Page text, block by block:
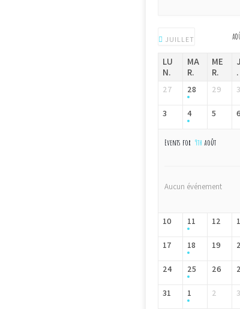
JUILLET
LU
N.
MA
R.
ME
R.
.
27 28 29
3 4 5 6
Events for 9th août
Aucun événement
10 11 12
17 18 19
24 25 26
31 1 2 3